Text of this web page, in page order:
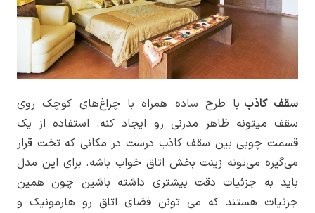
سقف کاذب با طرح ساده همراه با چراغ‌های کوچک روی
سقف میتونه ظاهر مدرنی رو ایجاد کنه. استفاده از یک
قسمت چوبی بین سقف کاذب درست در مکانی که تخت قرار
می‌گیره می‌تونه زینت بخش اتاق خواب باشه. برای این مدل
باید به جزئیات دقت بیشتری داشته باشین چون همین
جزئیات هستند که می تونن فضای اتاق رو هارمونیک و